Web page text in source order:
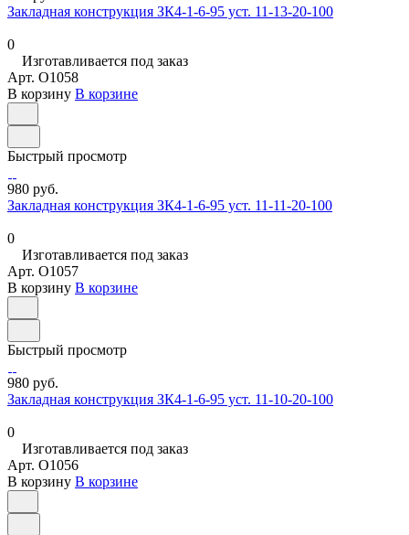
Закладная конструкция ЗК4-1-6-95 уст. 11-13-20-100
0
Изготавливается под заказ
Арт. O1058
В корзину В корзине
Быстрый просмотр
980 руб.
Закладная конструкция ЗК4-1-6-95 уст. 11-11-20-100
0
Изготавливается под заказ
Арт. O1057
В корзину В корзине
Быстрый просмотр
980 руб.
Закладная конструкция ЗК4-1-6-95 уст. 11-10-20-100
0
Изготавливается под заказ
Арт. O1056
В корзину В корзине